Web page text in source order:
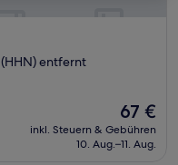
(HHN) entfernt
Der
Preis
beträgt
67 €
inkl. Steuern & Gebühren
10. Aug.–11. Aug.